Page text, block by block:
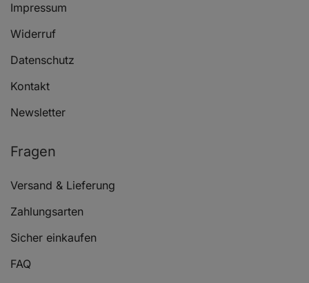
Impressum
Widerruf
Datenschutz
Kontakt
Newsletter
Fragen
Versand & Lieferung
Zahlungsarten
Sicher einkaufen
FAQ